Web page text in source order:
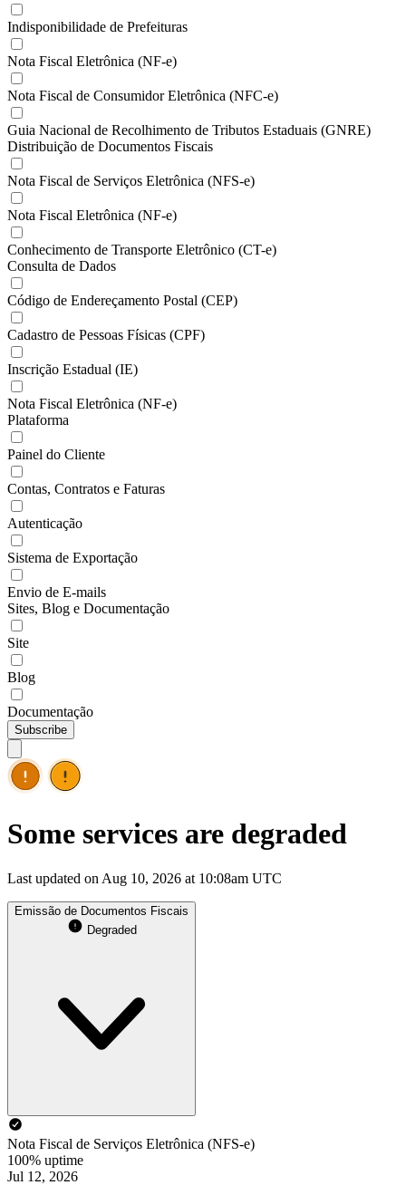
Indisponibilidade de Prefeituras
Nota Fiscal Eletrônica (NF-e)
Nota Fiscal de Consumidor Eletrônica (NFC-e)
Guia Nacional de Recolhimento de Tributos Estaduais (GNRE)
Distribuição de Documentos Fiscais
Nota Fiscal de Serviços Eletrônica (NFS-e)
Nota Fiscal Eletrônica (NF-e)
Conhecimento de Transporte Eletrônico (CT-e)
Consulta de Dados
Código de Endereçamento Postal (CEP)
Cadastro de Pessoas Físicas (CPF)
Inscrição Estadual (IE)
Nota Fiscal Eletrônica (NF-e)
Plataforma
Painel do Cliente
Contas, Contratos e Faturas
Autenticação
Sistema de Exportação
Envio de E-mails
Sites, Blog e Documentação
Site
Blog
Documentação
Subscribe
Some services are degraded
Last updated on Aug 10, 2026 at 10:08am UTC
Emissão de Documentos Fiscais
Degraded
Nota Fiscal de Serviços Eletrônica (NFS-e)
100% uptime
Jul 12, 2026